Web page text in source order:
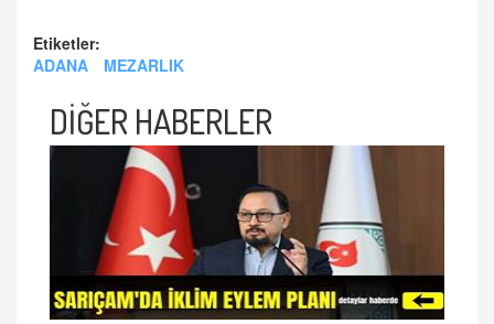
Etiketler:
ADANA
MEZARLIK
DİĞER HABERLER